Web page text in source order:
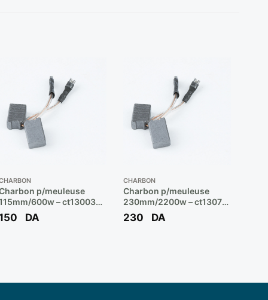
p/meuleuse
600w – ct13003
CROWN
DA
CHARBON
Charbon p/meuleuse
230mm/2200w – ct13070
** CROWN
230 DA